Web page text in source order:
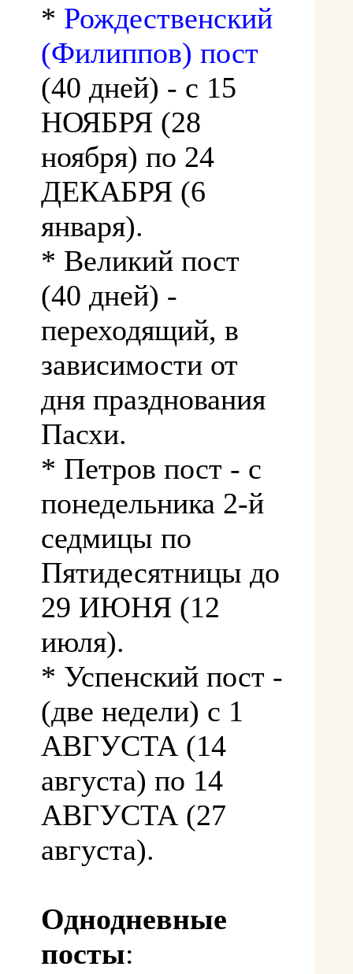
* Рождественский
(Филиппов) пост
(40 дней) - с 15
НОЯБРЯ (28
ноября) по 24
ДЕКАБРЯ (6
января).
* Великий пост
(40 дней) -
переходящий, в
зависимости от
дня празднования
Пасхи.
* Петров пост - с
понедельника 2-й
седмицы по
Пятидесятницы до
29 ИЮНЯ (12
июля).
* Успенский пост -
(две недели) с 1
АВГУСТА (14
августа) по 14
АВГУСТА (27
августа).
Однодневные
посты: